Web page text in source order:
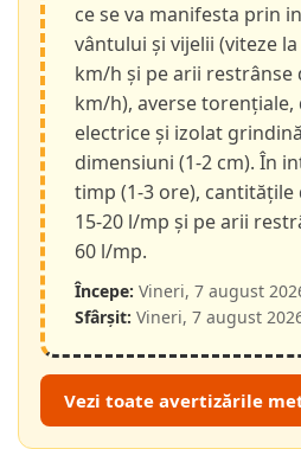
ce se va manifesta prin
vântului și vijelii (viteze
km/h și pe arii restrânse
km/h), averse torențiale,
electrice și izolat
dimensiuni (1-2 cm). În
timp (1-3 ore), cantitățile
15-20 l/mp și pe arii
60 l/mp.
Începe: Vineri, 7 august
Sfârșit: Vineri, 7 august
Vezi toate avertizările